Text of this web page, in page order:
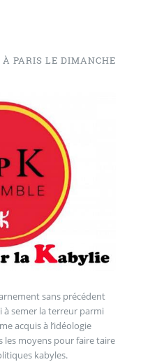
PARIS LE DIMANCHE
sans précédent
à semer la terreur parmi
acquis à l’idéologie
les moyens pour faire taire
kabyles.